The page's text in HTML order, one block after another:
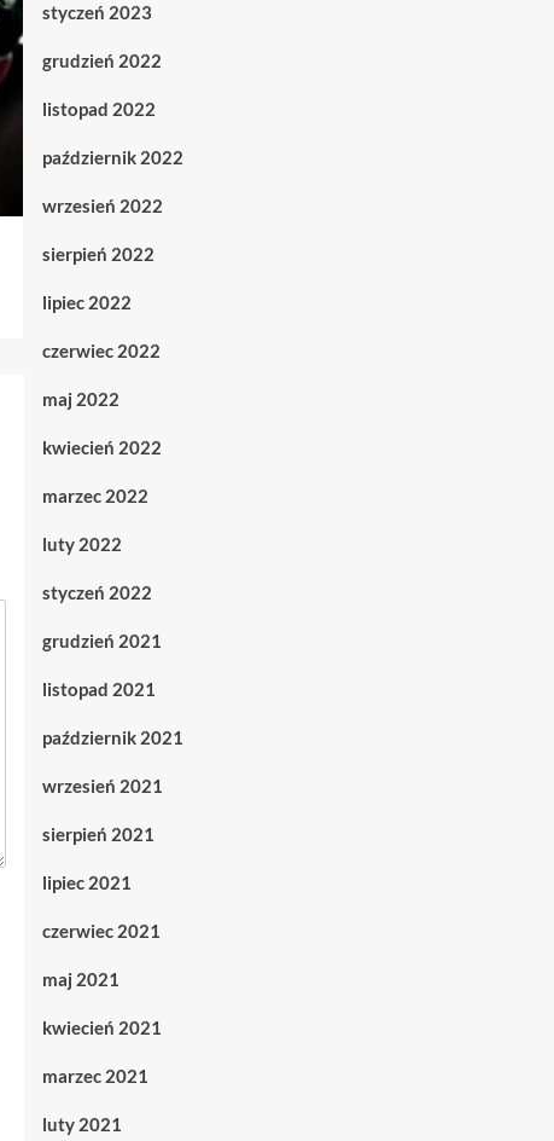
styczeń 2023
grudzień 2022
listopad 2022
październik 2022
wrzesień 2022
sierpień 2022
lipiec 2022
czerwiec 2022
maj 2022
kwiecień 2022
marzec 2022
luty 2022
styczeń 2022
grudzień 2021
listopad 2021
październik 2021
wrzesień 2021
sierpień 2021
lipiec 2021
czerwiec 2021
maj 2021
kwiecień 2021
marzec 2021
luty 2021